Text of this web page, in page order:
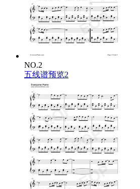
What about now
What about today
What if you're making me all that I was
What if our love never went away
What if it's lost behind words we could
What about now
What about today
What if you're making me all that I was
What if our love never went away
What if it's lost behind words we could
Baby before it's too late
Baby before it's too late
Baby before it's too late
What about now
NO.2
五线谱预览2